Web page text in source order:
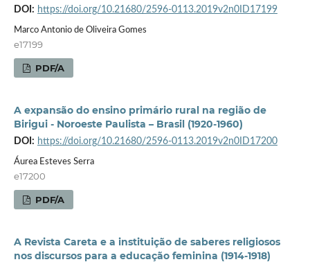
DOI: https://doi.org/10.21680/2596-0113.2019v2n0ID17199
Marco Antonio de Oliveira Gomes
e17199
PDF/A
A expansão do ensino primário rural na região de
Birigui - Noroeste Paulista – Brasil (1920-1960)
DOI: https://doi.org/10.21680/2596-0113.2019v2n0ID17200
Áurea Esteves Serra
e17200
PDF/A
A Revista Careta e a instituição de saberes religiosos
nos discursos para a educação feminina (1914-1918)